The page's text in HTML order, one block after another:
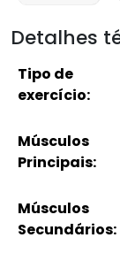
Detalhes
Tipo de
exercício:
Músculos
Principais:
Músculos
Secundários: